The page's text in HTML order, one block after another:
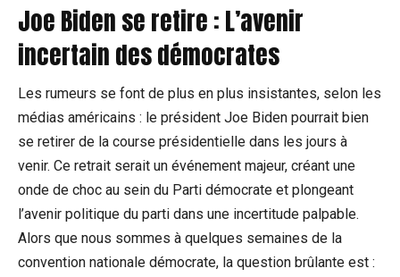
Joe Biden se retire : L’avenir
incertain des démocrates
Les rumeurs se font de plus en plus insistantes, selon les
médias américains : le président Joe Biden pourrait bien
se retirer de la course présidentielle dans les jours à
venir. Ce retrait serait un événement majeur, créant une
onde de choc au sein du Parti démocrate et plongeant
l’avenir politique du parti dans une incertitude palpable.
Alors que nous sommes à quelques semaines de la
convention nationale démocrate, la question brûlante est :